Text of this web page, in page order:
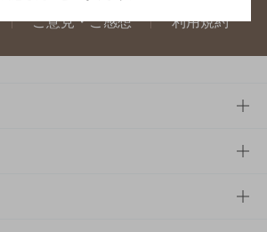
ご意見・ご感想 利用規約